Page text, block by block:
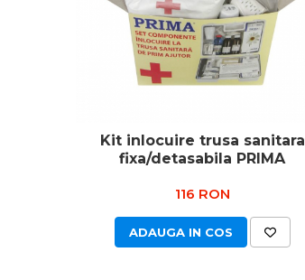
Kit inlocuire trusa sanitara
fixa/detasabila PRIMA
116 RON
ADAUGA IN COS